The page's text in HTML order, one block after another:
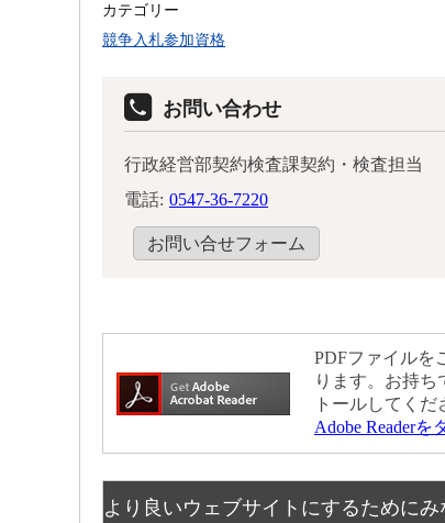
カテゴリー
競争入札参加資格
お問い合わせ
行政経営部契約検査課契約・検査担当
電話: 0547-36-7220
お問い合せフォーム
PDFファイルを
ります。お持
トールしてくだ
Adobe Readerを
より良いウェブサイトにするために